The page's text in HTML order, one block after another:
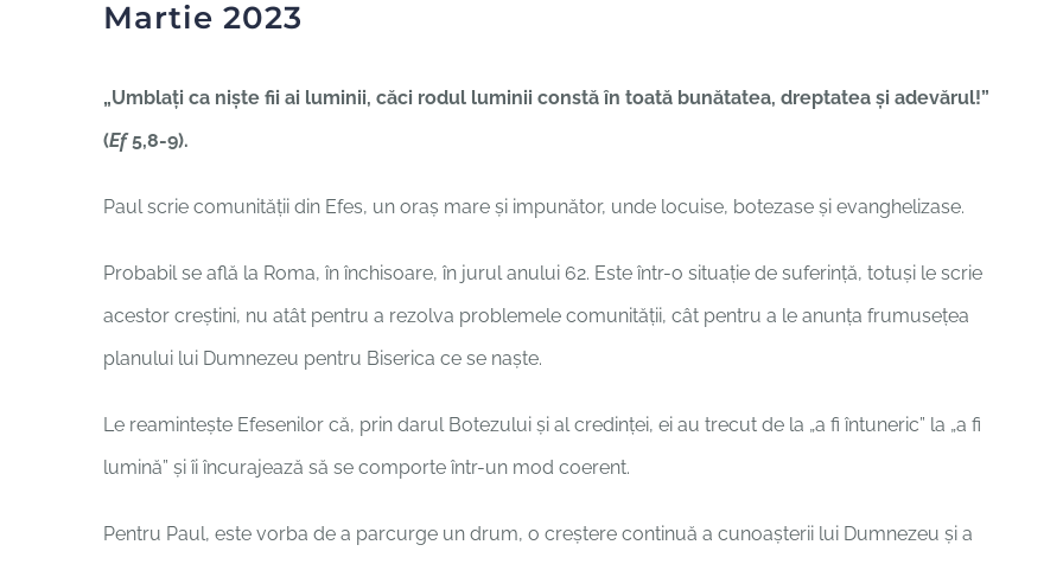
Martie 2023
„Umblaţi ca nişte fii ai luminii, căci rodul luminii constă în toată bunătatea, dreptatea şi adevărul!”
(Ef5,8-9).
Paul scrie comunității din Efes, un oraș mare și impunător, unde locuise, botezase și evanghelizase.
Probabil se află la Roma, în închisoare, în jurul anului 62. Este într-o situație de suferință, totuși le scrie
acestor creștini, nu atât pentru a rezolva problemele comunității, cât pentru a le anunța frumusețea
planului lui Dumnezeu pentru Biserica ce se naște.
Le reamintește Efesenilor că, prin darul Botezului și al credinței, ei au trecut de la „a fi întuneric” la „a fi
lumină” și îi încurajează să se comporte într-un mod coerent.
Pentru Paul, este vorba de a parcurge un drum, o creștere continuă a cunoașterii lui Dumnezeu și a